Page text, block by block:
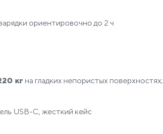
ориентировочно до 2 ч
кг на гладких непористых поверхностях;
USB-C, жесткий кейс